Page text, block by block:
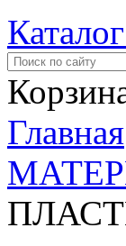
Главная